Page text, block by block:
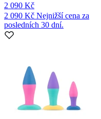
2 090 Kč
2 090 Kč Nejnižší cena za
posledních 30 dní.